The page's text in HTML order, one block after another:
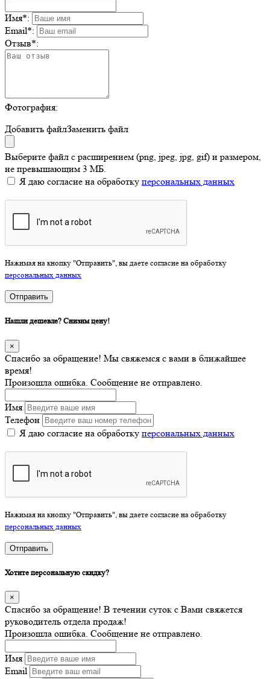
Имя*:
Email*:
Отзыв*:
Фотография:
Добавить файлЗаменить файл
Выберите файл с расширением (png, jpeg, jpg, gif) и размером,
не превышающим 3 МБ.
Я даю согласие на обработку персональных данных
Нажимая на кнопку "Отправить", вы даете согласие на обработку
персональных данных
Отправить
Нашли дешевле? Снизим цену!
×
Спасибо за обращение! Мы свяжемся с вами в ближайшее
время!
Произошла ошибка. Сообщение не отправлено.
Имя
Телефон
Я даю согласие на обработку персональных данных
Нажимая на кнопку "Отправить", вы даете согласие на обработку
персональных данных
Отправить
Хотите персональную скидку?
×
Спасибо за обращение! В течении суток с Вами свяжется
руководитель отдела продаж!
Произошла ошибка. Сообщение не отправлено.
Имя
Email